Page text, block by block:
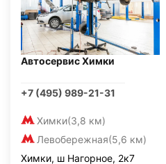
Автосервис Химки
+7 (495) 989-21-31
Химки(3,8 км)
Левобережная(5,6 км)
Химки, ш Нагорное, 2к7